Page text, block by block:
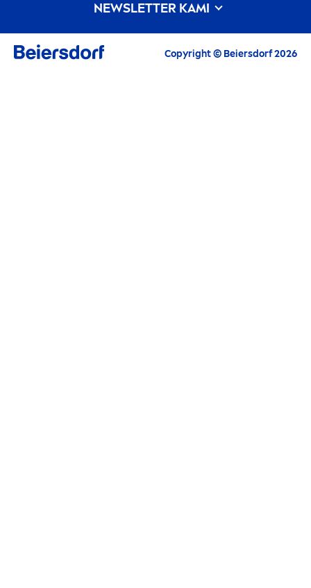
Karir Di Beiersdorf
BagaimanaNIVEAMemberikan Sentuhan Pada
Alam
NEWSLETTER KAMI
Semua berita terbaru, tips perawatan, inspirasi
Copyright © Beiersdorf 2026